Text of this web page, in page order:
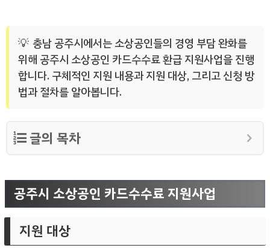
충남 공주시에서는 소상공인들의 경영 부담 완화를
위해 공주시 소상공인 카드수수료 환급 지원사업을 진행
합니다. 구체적인 지원 내용과 지원 대상, 그리고 신청 방
법과 절차를 알아봅니다.
글의 목차
공주시 소상공인 카드수수료 지원사업
지원 대상